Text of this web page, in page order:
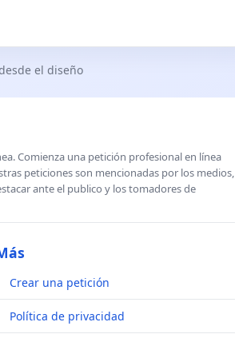
el diseño
Comienza una petición profesional en línea
peticiones son mencionadas por los medios,
ante el publico y los tomadores de
Crear una petición
Política de privacidad